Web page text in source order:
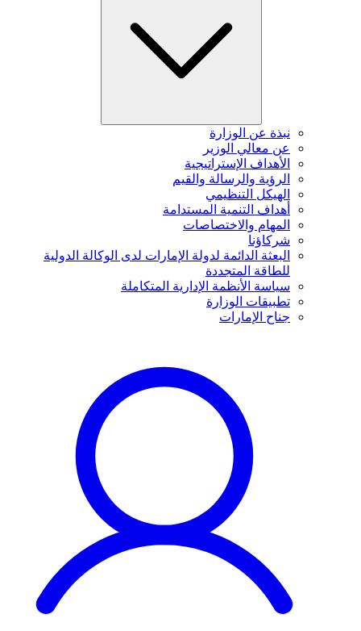
نبذة عن الوزارة
عن معالي الوزير
الأهداف الإستراتيجية
الرؤية والرسالة والقيم
الهيكل التنظيمي
أهداف التنمية المستدامة
المهام والاختصاصات
شركاؤنا
البعثة الدائمة لدولة الإمارات لدى الوكالة الدولية
للطاقة المتجددة
سياسة الأنظمة الإدارية المتكاملة
تطبيقات الوزارة
جناح الإمارات